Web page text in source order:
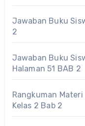
Jawaban Buku
2
Jawaban Buku
Halaman 51 BAB 2
Rangkuman
Kelas 2 Bab 2